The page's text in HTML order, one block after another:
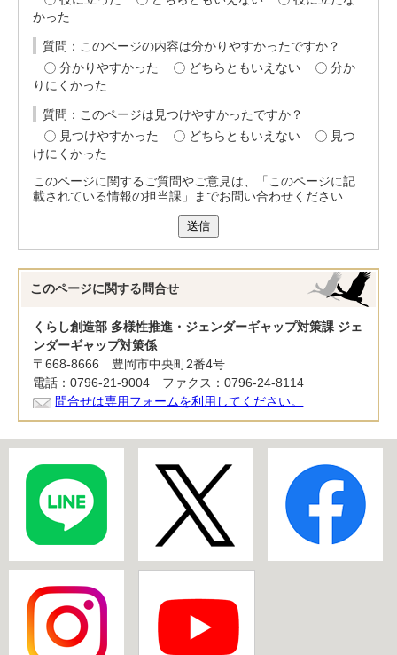
かった
質問：このページの内容は分かりやすかったですか？
分かりやすかった
どちらともいえない
分か
りにくかった
質問：このページは見つけやすかったですか？
見つけやすかった
どちらともいえない
見つ
けにくかった
このページに関するご質問やご意見は、「このページに記
載されている情報の担当課」までお問い合わせください
送信
このページに関する 問合せ
くらし創造部 多様性推進・ジェンダーギャップ対策課 ジェ
ンダーギャップ対策係
〒668-8666 豊岡市中央町2番4号
電話：0796-21-9004 ファクス：0796-24-8114
問合せは専用フォームを利用してください。